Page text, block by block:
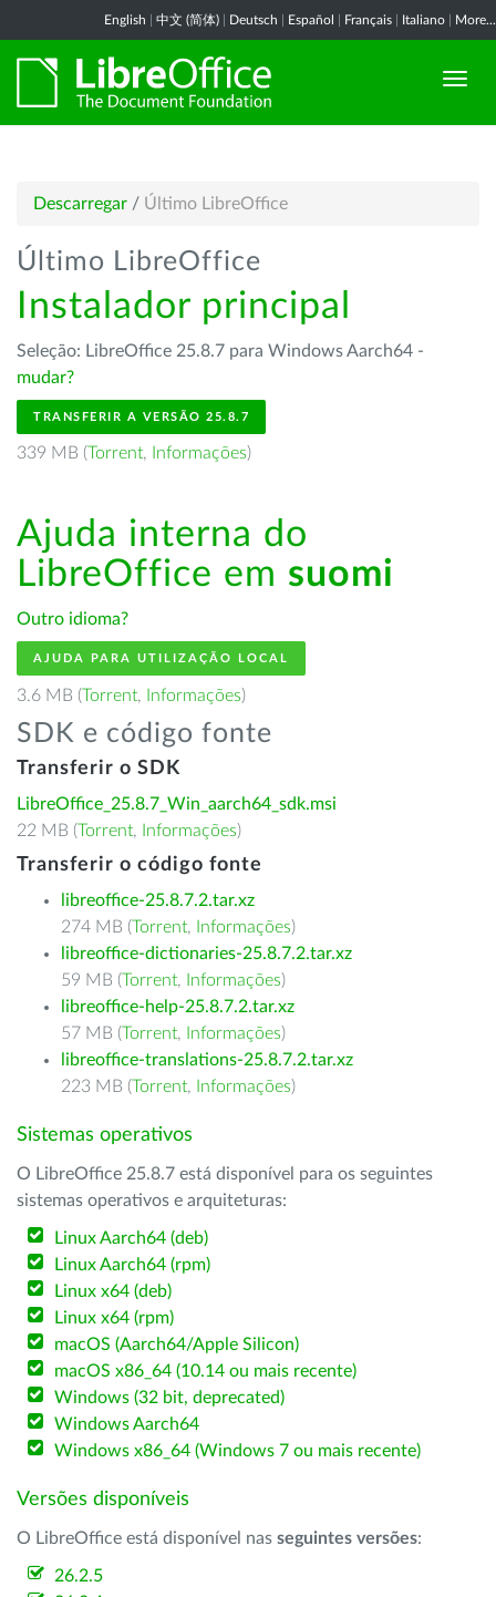
English 中文 (简体) Deutsch Español Français Italiano More...
Descarregar / Último LibreOffice
Último LibreOffice
Instalador principal
Seleção: LibreOffice 25.8.7 para Windows Aarch64 -
mudar?
TRANSFERIR A VERSÃO 25.8.7
339 MB (Torrent, Informações)
Ajuda interna do
LibreOffice em suomi
Outro idioma?
AJUDA PARA UTILIZAÇÃO LOCAL
3.6 MB (Torrent, Informações)
SDK e código fonte
Transferir o SDK
LibreOffice_25.8.7_Win_aarch64_sdk.msi
22 MB (Torrent, Informações)
Transferir o código fonte
libreoffice-25.8.7.2.tar.xz
274 MB (Torrent, Informações)
libreoffice-dictionaries-25.8.7.2.tar.xz
59 MB (Torrent, Informações)
libreoffice-help-25.8.7.2.tar.xz
57 MB (Torrent, Informações)
libreoffice-translations-25.8.7.2.tar.xz
223 MB (Torrent, Informações)
Sistemas operativos
O LibreOffice 25.8.7 está disponível para os seguintes
sistemas operativos e arquiteturas:
Linux Aarch64 (deb)
Linux Aarch64 (rpm)
Linux x64 (deb)
Linux x64 (rpm)
macOS (Aarch64/Apple Silicon)
macOS x86_64 (10.14 ou mais recente)
Windows (32 bit, deprecated)
Windows Aarch64
Windows x86_64 (Windows 7 ou mais recente)
Versões disponíveis
O LibreOffice está disponível nas seguintes versões:
26.2.5